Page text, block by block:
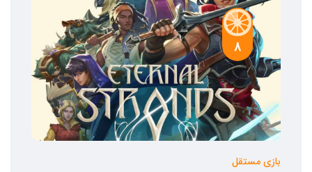
8
بازی مستقل